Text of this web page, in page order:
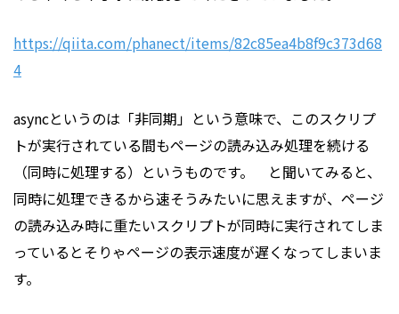
https://qiita.com/phanect/items/82c85ea4b8f9c373d68
4
asyncというのは「非同期」という意味で、このスクリプ
トが実行されている間もページの読み込み処理を続ける
（同時に処理する）というものです。 と聞いてみると、
同時に処理できるから速そうみたいに思えますが、ページ
の読み込み時に重たいスクリプトが同時に実行されてしま
っているとそりゃページの表示速度が遅くなってしまいま
す。